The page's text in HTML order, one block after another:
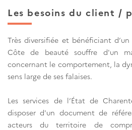
Les besoins du client /
Très diversifiée et bénéficiant
Côte de beauté souffre d'un
concernant le comportement, la
sens large de ses falaises.
Les services de l’État de
disposer d'un document de
acteurs du territoire de